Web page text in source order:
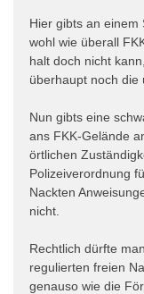
Hier gibts an einem
wohl wie überall
halt doch nicht
überhaupt noch die
Nun gibts eine
ans FKK-Gelände
örtlichen
Polizeiverordnung
Nackten
nicht.
Rechtlich dürfte
regulierten freien
genauso wie die